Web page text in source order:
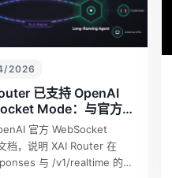
2026
已支持 OpenAI
Mode：与官方语
明 官方 WebSocket
档，说明 XAI Router 在
与 /v1/realtime 的兼